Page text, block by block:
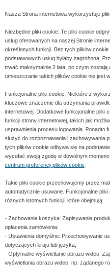
Nasza Strona internetowa wykorzystuje
Niezbędne pliki cookie: Te pliki cookie
usług oferowanych na naszej Stronie
określonych funkcji. Bez tych plików
podstawowych usług byłaby zagrożona.
trwać maksymalnie 2 lata, po czym zostają
umieszczanie takich plików cookie nie jest
Funkcjonalne pliki cookie: Niektóre z
kluczowe znaczenie dla utrzymania
internetowej. Dodatkowe funkcjonalne pliki
funkcji strony internetowej, takich jak
usprawnienia procesu logowania. Ponadto
służyć do rozpoznawania i zachowywania
tych plików cookie odbywa się na
wycofać swoją zgodę w dowolnym
centrum preferencji plików cookie
Takie pliki cookie przechowujemy przez
automatycznie usuwane. Funkcjonalne
różnych istotnych funkcji, które obejmują:
- Zachowanie koszyka: Zapisywanie
opłacenia zamówienia:
- Ustawienia domyślne: Przechowywanie
dotyczących kraju lub języka;
- Optymalne wyświetlanie obrazu wideo:
wyświetlania obrazu wideo, np. żądanego